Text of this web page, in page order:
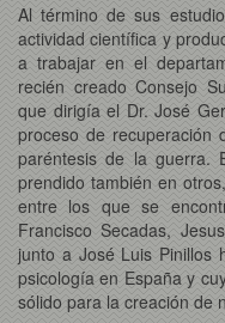
Al término de sus
actividad científica y
a trabajar en el
recién creado Consejo
que dirigía el Dr. José
proceso de recuperación
paréntesis de la guerra.
prendido también en
entre los que se
Francisco Secadas,
junto a José Luis Pinillos
psicología en España y
sólido para la creación de